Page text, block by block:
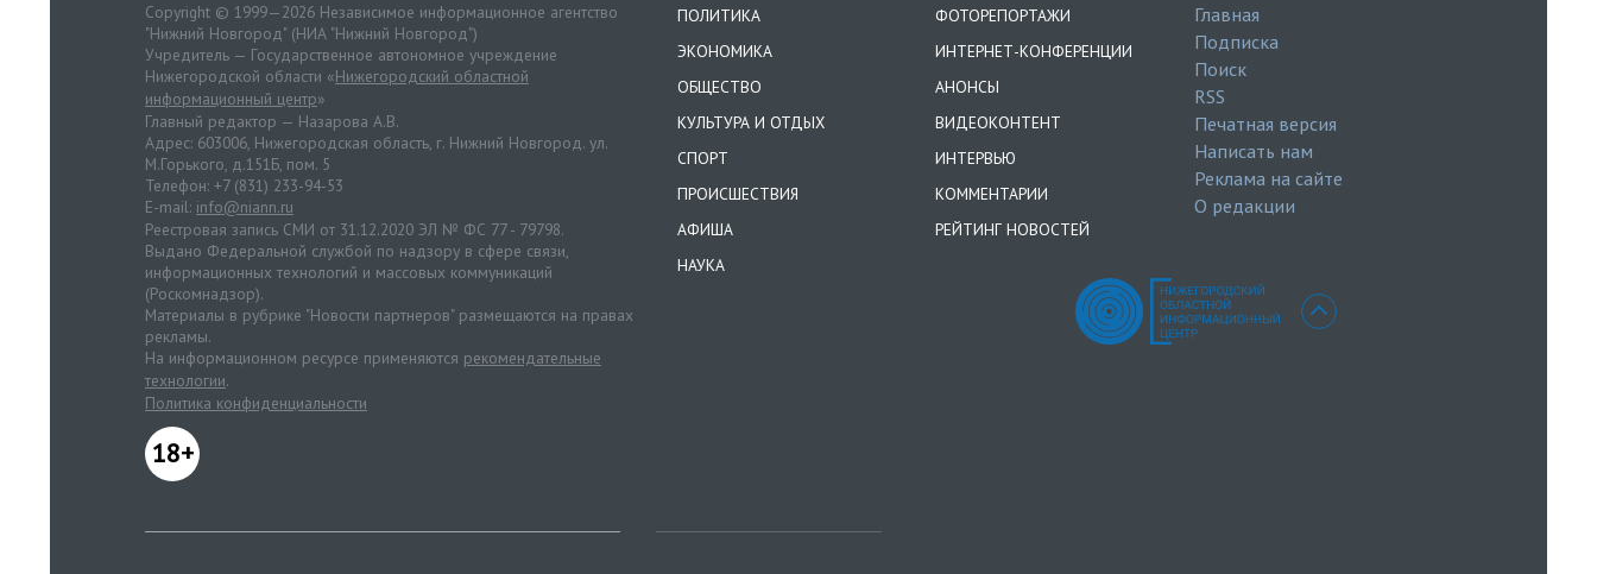
Copyright © 1999—2026 Независимое информационное агентство
"Нижний Новгород" (НИА "Нижний Новгород")
Учредитель — Государственное автономное учреждение
Нижегородской области «Нижегородский областной
информационный центр»
Главный редактор — Назарова А.В.
Адрес: 603006, Нижегородская область, г. Нижний Новгород. ул.
М.Горького, д.151Б, пом. 5
Телефон: +7 (831) 233-94-53
E-mail: info@niann.ru
Реестровая запись СМИ от 31.12.2020 ЭЛ № ФС 77 - 79798.
Выдано Федеральной службой по надзору в сфере связи,
информационных технологий и массовых коммуникаций
(Роскомнадзор).
Материалы в рубрике "Новости партнеров" размещаются на правах
рекламы.
На информационном ресурсе применяются рекомендательные
технологии.
Политика конфиденциальности
18+
ПОЛИТИКА
ЭКОНОМИКА
ОБЩЕСТВО
КУЛЬТУРА И ОТДЫХ
СПОРТ
ПРОИСШЕСТВИЯ
АФИША
НАУКА
ФОТОРЕПОРТАЖИ
ИНТЕРНЕТ-КОНФЕРЕНЦИИ
АНОНСЫ
ВИДЕОКОНТЕНТ
ИНТЕРВЬЮ
КОММЕНТАРИИ
РЕЙТИНГ НОВОСТЕЙ
Главная
Подписка
Поиск
RSS
Печатная версия
Написать нам
Реклама на сайте
О редакции